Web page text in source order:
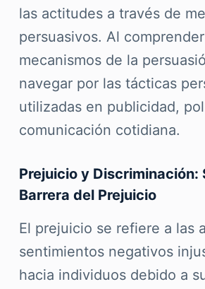
las actitudes a través de
persuasivos. Al
mecanismos de la
navegar por las tácticas
utilizadas en publicidad,
comunicación cotidiana.
Prejuicio y Discriminación:
Barrera del Prejuicio
El prejuicio se refiere a las
sentimientos negativos
hacia individuos debido a